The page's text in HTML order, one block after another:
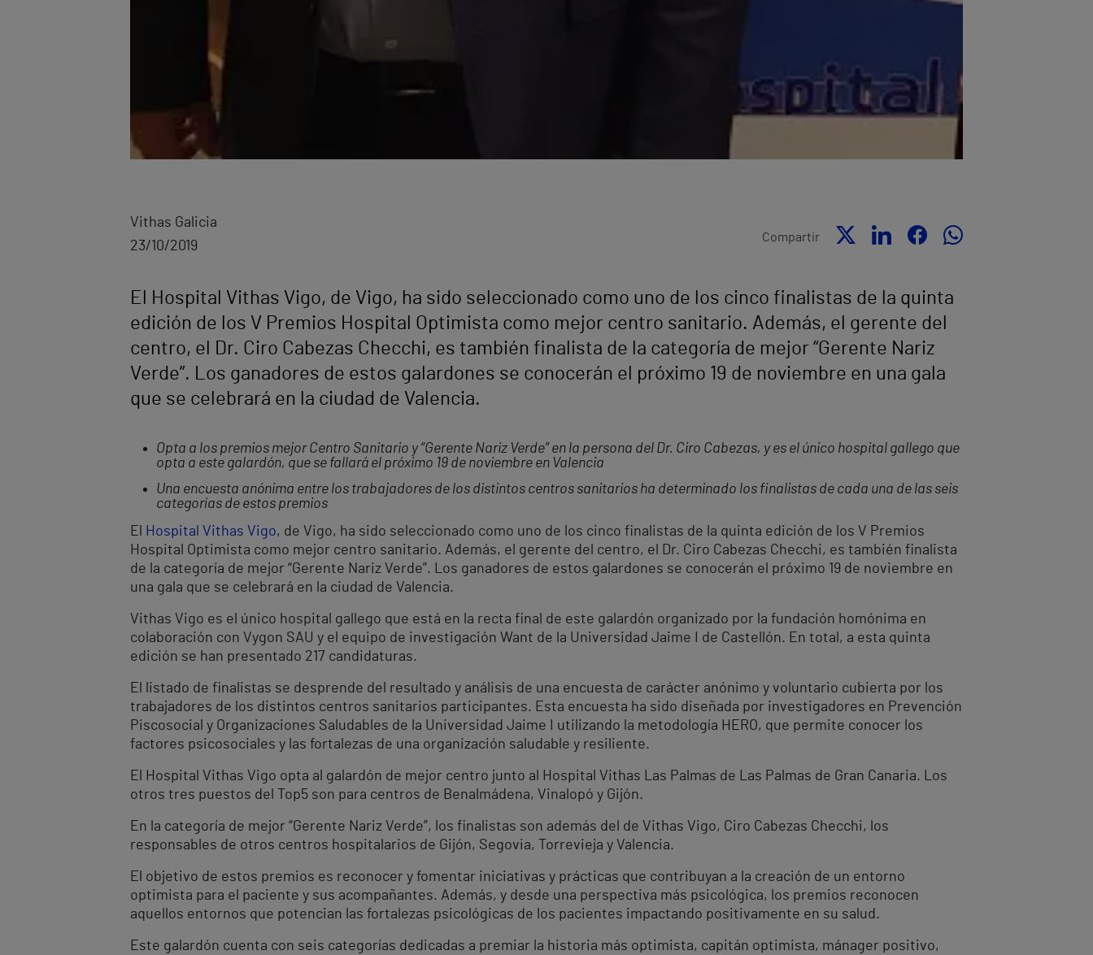
Vithas Galicia
23/10/2019
Compartir
El Hospital Vithas Vigo, de Vigo, ha sido seleccionado como uno de los cinco finalistas de la quinta
edición de los V Premios Hospital Optimista como mejor centro sanitario. Además, el gerente del
centro, el Dr. Ciro Cabezas Checchi, es también finalista de la categoría de mejor “Gerente Nariz
Verde”. Los ganadores de estos galardones se conocerán el próximo 19 de noviembre en una gala
que se celebrará en la ciudad de Valencia.
Opta a los premios mejor Centro Sanitario y “Gerente Nariz Verde” en la persona del Dr. Ciro Cabezas, y es el único hospital gallego que
opta a este galardón, que se fallará el próximo 19 de noviembre en Valencia
Una encuesta anónima entre los trabajadores de los distintos centros sanitarios ha determinado los finalistas de cada una de las seis
categorías de estos premios
El
Hospital Vithas Vigo, de Vigo, ha sido seleccionado como uno de los cinco finalistas de la quinta edición de los V Premios
Hospital Optimista como mejor centro sanitario. Además, el gerente del centro, el Dr. Ciro Cabezas Checchi, es también finalista
de la categoría de mejor “Gerente Nariz Verde”. Los ganadores de estos galardones se conocerán el próximo 19 de noviembre en
una gala que se celebrará en la ciudad de Valencia.
Vithas Vigo es el único hospital gallego que está en la recta final de este galardón organizado por la fundación homónima en
colaboración con Vygon SAU y el equipo de investigación Want de la Universidad Jaime I de Castellón. En total, a esta quinta
edición se han presentado 217 candidaturas.
El listado de finalistas se desprende del resultado y análisis de una encuesta de carácter anónimo y voluntario cubierta por los
trabajadores de los distintos centros sanitarios participantes. Esta encuesta ha sido diseñada por investigadores en Prevención
Piscosocial y Organizaciones Saludables de la Universidad Jaime I utilizando la metodología HERO, que permite conocer los
factores psicosociales y las fortalezas de una organización saludable y resiliente.
El Hospital Vithas Vigo opta al galardón de mejor centro junto al Hospital Vithas Las Palmas de Las Palmas de Gran Canaria. Los
otros tres puestos del Top5 son para centros de Benalmádena, Vinalopó y Gijón.
En la categoría de mejor “Gerente Nariz Verde”, los finalistas son además del de Vithas Vigo, Ciro Cabezas Checchi, los
responsables de otros centros hospitalarios de Gijón, Segovia, Torrevieja y Valencia.
El objetivo de estos premios es reconocer y fomentar iniciativas y prácticas que contribuyan a la creación de un entorno
optimista para el paciente y sus acompañantes. Además, y desde una perspectiva más psicológica, los premios reconocen
aquellos entornos que potencian las fortalezas psicológicas de los pacientes impactando positivamente en su salud.
Este galardón cuenta con seis categorías dedicadas a premiar la historia más optimista, capitán optimista, mánager positivo,